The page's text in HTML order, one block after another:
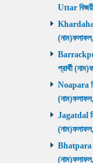
Uttar
Khardaha
Barrackpur
প্রার্থী
Noapara
Jagatdal
Bhatpara